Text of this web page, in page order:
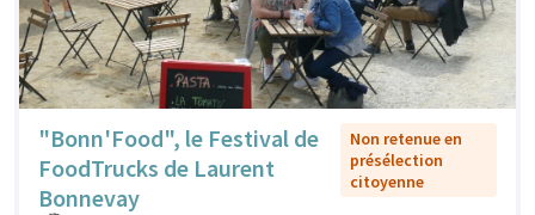
"Bonn'Food", le Festival de
FoodTrucks de Laurent
Bonnevay
Non retenue en
présélection
citoyenne